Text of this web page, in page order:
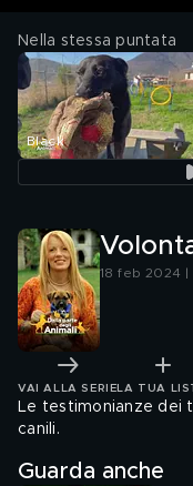
Nella stessa puntata
Black
18 feb 2024 |
VAI ALLA SERIE LA TUA
Le testimonianze dei
canili.
Guarda anche